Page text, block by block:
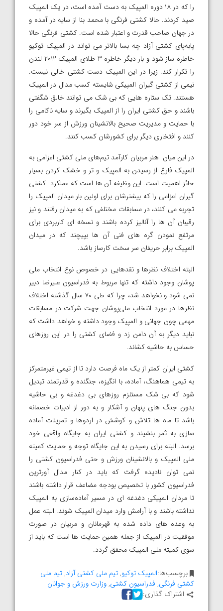
را که در ۱۸ دوره المپیک به دست آمده است، در یک المپیک
صید کردند. حالا کشتی فرنگی با محمد بنا از سایه در آمده و
در جهان صاحب قدرت و اعتبار شده است. کشتی فرنگی حالا
پابه‌پای کشتی آزاد چه بسا بالاتر می تواند در المپیک توکیو
خاطره ساز شود و بار دیگر خاطره ۳ طلای المپیک ۲۰۱۲ لندن
را تکرار کند. زیرا در این المپیک دست کشتی خالی نیست.
نیمی از کشتی گیران المپیکی شایسته کسب مدال در المپیک
هستند. تک ستاره هایی که بی شک می توانند خالق شگفتی
باشند و حق کشتی ایران را از المپیک بگیرند و سایه ناکامی را
با حمایت و مدیریت صحیح بالانشینان ورزش از سر خود دور
کنند و افتخاری دیگر برای کشورشان کسب کنند.
در این میان هنر مربیان کارآمد تیم‌های ملی کشتی اعزامی به
المپیک فارغ از رسیدن به المپیک و تر و خشک کردن بسیار
حائز اهمیت است. این وظیفه آن ها است که عملکرد کشتی
گیران اعزامی را که بیشترشان برای اولین بار میدان المپیک را
تجربه می کنند، در مسابقات مختلفی که به میدان رفتند و نیز
رقیبان آن ها را آنالیز کرده باشند و نسخه ای کاربردی برای
مرتفع نمودن گره های فنی آن ها بپیچند که در میدان
المپیک‌ برابر حریفان سر سخت کارساز باشد.
البته اختلاف نظرها و نقدهایی در خصوص نوع انتخاب ملی
پوشان وجود داشته که تنها مربوط به فدراسیون علیرضا دبیر
نمی شود و نخواهد شد، چرا که طی ۷۰ سال گذشته اختلاف
نظرها در مورد انتخاب ملی‌پوشان جهت شرکت در مسابقات
مهمی چون جهانی و المپیک وجود داشته و خواهد داشت که
نباید دیگر به آن دامن زد و فضای کشتی را در این روزهای
حساس به حاشیه کشاند.
کشتی ایران کمتر از یک ماه فرصت دارد تا از تیمی غیرمتمرکز
به تیمی هماهنگ، آماده، با انگیزه، جنگنده و قدرتمند تبدیل
شود که بی شک مستلزم روزهای بی دغدغه و بی حاشیه
بدون جنگ های پنهان و آشکار و به دور از ادبیات خصمانه
باشد تا ماه ها تلاش و کوشش در اردوها و تمرینات آماده
سازی به ثمر بنشیند و کشتی ایران به جایگاه واقعی خود
برسد. البته برای رسیدن به این جایگاه توجه و حمایت کمیته
ملی المپیک و بالانشینان ورزش و حتی فدراسیون کشتی را
نمی توان نادیده گرفت که باید در کنار مدال آورترین
فدراسیون کشور با تخصیص بودجه مضاعف قرار داشته باشند
تا مردان المپیکی دغدغه ای در مسیر آماده‌سازی به المپیک
نداشته باشند و با آرامش وارد میدان المپیک شوند. البته عمل
به وعده های داده شده به قهرمانان و مربیان در صورت
موفقیت در المپیک از جمله همین حمایت ها است که باید از
سوی کمیته ملی المپیک محقق گردد.
برچسب‌ها:المپیک توکیو,تیم ملی کشتی آزاد,تیم ملی
کشتی فرنگی, فدراسیون کشتی,وزارت ورزش و جوانان
اشتراک گذاری: